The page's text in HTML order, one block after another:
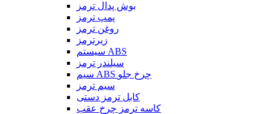
بوش پدال ترمز
پمپ ترمز
روغن ترمز
زیرترمز
سیستم ABS
سیلندر ترمز
سیم ABS چرخ جلو
سیم ترمز
کابل ترمز دستی
کاسه ترمز چرخ عقب